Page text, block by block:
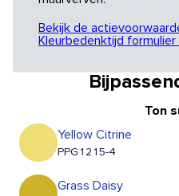
Bekijk de
Kleurbedenktijd formulier
Ton
Yellow Citrine
PPG1215-4
Grass Daisy